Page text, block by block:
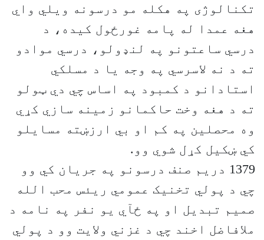
تکنالوژی په هکله مو درسونه ویلي واي
هغه عمدا له پامه غورځول کیده، د
درسي ساعتونو په لنډولو، درسي موادو
ته د نه لاسرسي په وجه یا د مسلکي
استادانو د کمبود په اساس چي دي ټولو
ته د هغه وخت حاکمانو زمینه سازي کړي
وه محصلین په کم او بي ارزښته مسایلو
کي ښکیل کړل شوي وو.
1379 دریم صنف درسونو په جریان کي وو
چي د پولي تخنیک عمومي ریئس محب الله
صمیم تبدیل او په ځآي یو نفر په نامه د
ملافاضل اخند چي د غزني ولایت وو د پولي